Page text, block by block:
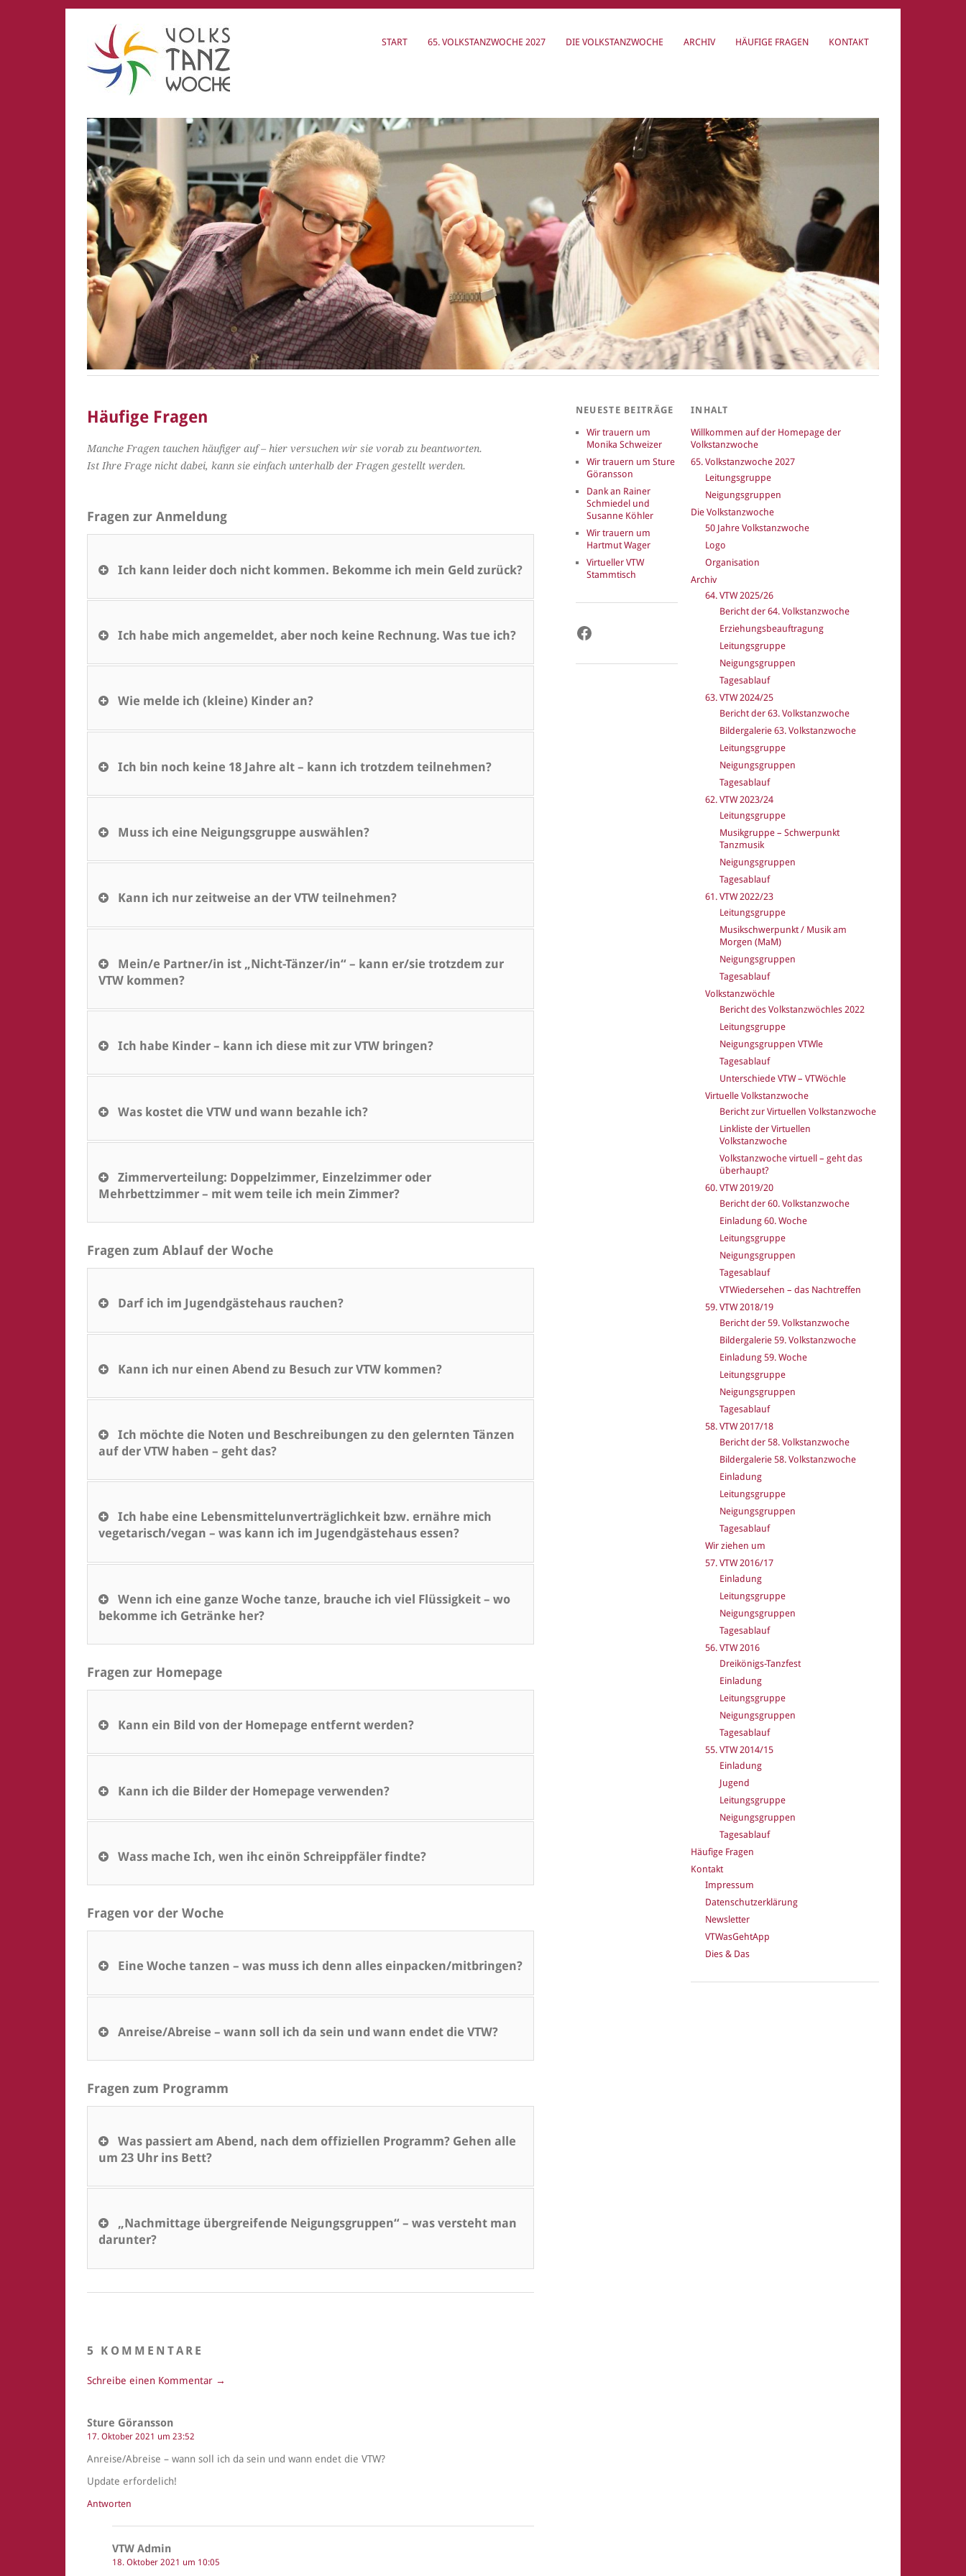
START 65. VOLKSTANZWOCHE 2027 DIE VOLKSTANZWOCHE ARCHIV HÄUFIGE FRAGEN KONTAKT
Häufige Fragen
Manche Fragen tauchen häufiger auf – hier versuchen wir sie vorab zu beantworten.
Ist Ihre Frage nicht dabei, kann sie einfach unterhalb der Fragen gestellt werden.
Fragen zur Anmeldung
Ich kann leider doch nicht kommen. Bekomme ich mein Geld zurück?
Ich habe mich angemeldet, aber noch keine Rechnung. Was tue ich?
Wie melde ich (kleine) Kinder an?
Ich bin noch keine 18 Jahre alt – kann ich trotzdem teilnehmen?
Muss ich eine Neigungsgruppe auswählen?
Kann ich nur zeitweise an der VTW teilnehmen?
Mein/e Partner/in ist „Nicht-Tänzer/in“ – kann er/sie trotzdem zur
VTW kommen?
Ich habe Kinder – kann ich diese mit zur VTW bringen?
Was kostet die VTW und wann bezahle ich?
Zimmerverteilung: Doppelzimmer, Einzelzimmer oder
Mehrbettzimmer – mit wem teile ich mein Zimmer?
Fragen zum Ablauf der Woche
Darf ich im Jugendgästehaus rauchen?
Kann ich nur einen Abend zu Besuch zur VTW kommen?
Ich möchte die Noten und Beschreibungen zu den gelernten Tänzen
auf der VTW haben – geht das?
Ich habe eine Lebensmittelunverträglichkeit bzw. ernähre mich
vegetarisch/vegan – was kann ich im Jugendgästehaus essen?
Wenn ich eine ganze Woche tanze, brauche ich viel Flüssigkeit – wo
bekomme ich Getränke her?
Fragen zur Homepage
Kann ein Bild von der Homepage entfernt werden?
Kann ich die Bilder der Homepage verwenden?
Wass mache Ich, wen ihc einön Schreippfäler findte?
Fragen vor der Woche
Eine Woche tanzen – was muss ich denn alles einpacken/mitbringen?
Anreise/Abreise – wann soll ich da sein und wann endet die VTW?
Fragen zum Programm
Was passiert am Abend, nach dem offiziellen Programm? Gehen alle
um 23 Uhr ins Bett?
„Nachmittage übergreifende Neigungsgruppen“ – was versteht man
darunter?
5 KOMMENTARE
Schreibe einen Kommentar →
Sture Göransson
17. Oktober 2021 um 23:52
Anreise/Abreise – wann soll ich da sein und wann endet die VTW?
Update erfordelich!
Antworten
VTW Admin
18. Oktober 2021 um 10:05
NEUESTE BEITRÄGE
Wir trauern um
Monika Schweizer
Wir trauern um Sture
Göransson
Dank an Rainer
Schmiedel und
Susanne Köhler
Wir trauern um
Hartmut Wager
Virtueller VTW
Stammtisch
Facebook
INHALT
Willkommen auf der Homepage der
Volkstanzwoche
65. Volkstanzwoche 2027
Leitungsgruppe
Neigungsgruppen
Die Volkstanzwoche
50 Jahre Volkstanzwoche
Logo
Organisation
Archiv
64. VTW 2025/26
Bericht der 64. Volkstanzwoche
Erziehungsbeauftragung
Leitungsgruppe
Neigungsgruppen
Tagesablauf
63. VTW 2024/25
Bericht der 63. Volkstanzwoche
Bildergalerie 63. Volkstanzwoche
Leitungsgruppe
Neigungsgruppen
Tagesablauf
62. VTW 2023/24
Leitungsgruppe
Musikgruppe – Schwerpunkt
Tanzmusik
Neigungsgruppen
Tagesablauf
61. VTW 2022/23
Leitungsgruppe
Musikschwerpunkt / Musik am
Morgen (MaM)
Neigungsgruppen
Tagesablauf
Volkstanzwöchle
Bericht des Volkstanzwöchles 2022
Leitungsgruppe
Neigungsgruppen VTWle
Tagesablauf
Unterschiede VTW – VTWöchle
Virtuelle Volkstanzwoche
Bericht zur Virtuellen Volkstanzwoche
Linkliste der Virtuellen
Volkstanzwoche
Volkstanzwoche virtuell – geht das
überhaupt?
60. VTW 2019/20
Bericht der 60. Volkstanzwoche
Einladung 60. Woche
Leitungsgruppe
Neigungsgruppen
Tagesablauf
VTWiedersehen – das Nachtreffen
59. VTW 2018/19
Bericht der 59. Volkstanzwoche
Bildergalerie 59. Volkstanzwoche
Einladung 59. Woche
Leitungsgruppe
Neigungsgruppen
Tagesablauf
58. VTW 2017/18
Bericht der 58. Volkstanzwoche
Bildergalerie 58. Volkstanzwoche
Einladung
Leitungsgruppe
Neigungsgruppen
Tagesablauf
Wir ziehen um
57. VTW 2016/17
Einladung
Leitungsgruppe
Neigungsgruppen
Tagesablauf
56. VTW 2016
Dreikönigs-Tanzfest
Einladung
Leitungsgruppe
Neigungsgruppen
Tagesablauf
55. VTW 2014/15
Einladung
Jugend
Leitungsgruppe
Neigungsgruppen
Tagesablauf
Häufige Fragen
Kontakt
Impressum
Datenschutzerklärung
Newsletter
VTWasGehtApp
Dies & Das